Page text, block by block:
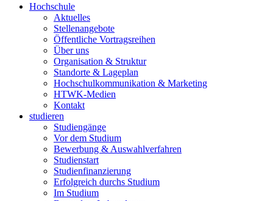
Hochschule
Aktuelles
Stellenangebote
Öffentliche Vortragsreihen
Über uns
Organisation & Struktur
Standorte & Lageplan
Hochschulkommunikation & Marketing
HTWK-Medien
Kontakt
studieren
Studiengänge
Vor dem Studium
Bewerbung & Auswahlverfahren
Studienstart
Studienfinanzierung
Erfolgreich durchs Studium
Im Studium